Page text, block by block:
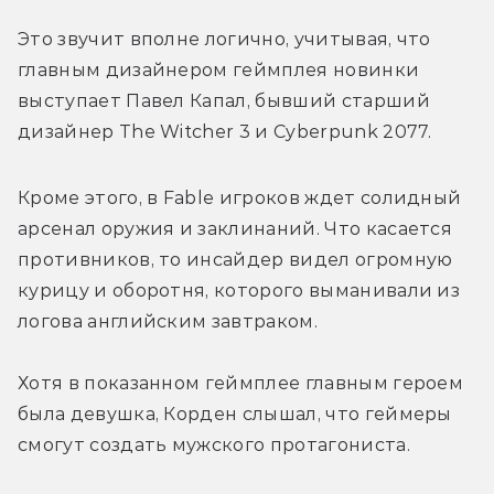
Это звучит вполне логично, учитывая, что
главным дизайнером геймплея новинки
выступает Павел Капал, бывший старший
дизайнер The Witcher 3 и Cyberpunk 2077.
Кроме этого, в Fable игроков ждет солидный
арсенал оружия и заклинаний. Что касается
противников, то инсайдер видел огромную
курицу и оборотня, которого выманивали из
логова английским завтраком.
Хотя в показанном геймплее главным героем
была девушка, Корден слышал, что геймеры
смогут создать мужского протагониста.